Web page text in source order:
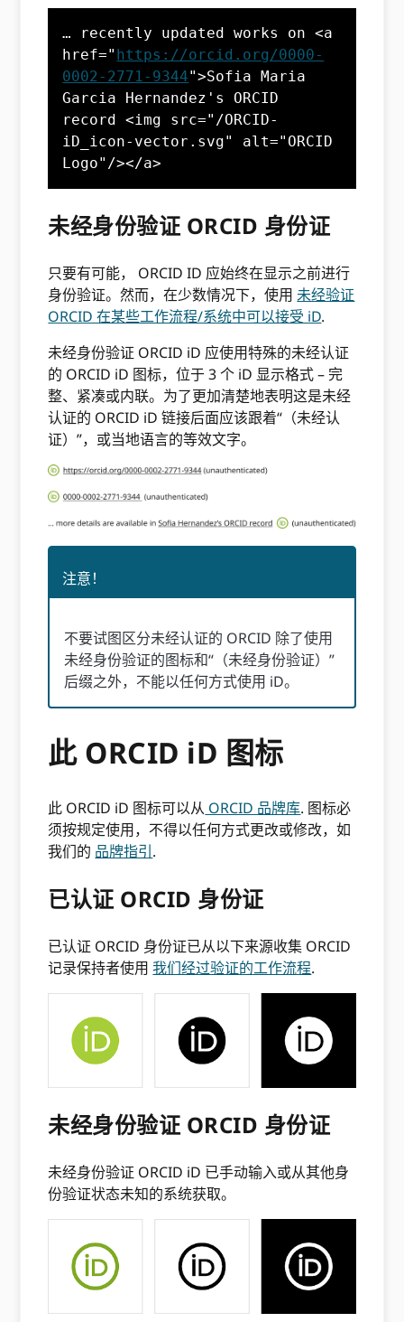
… recently updated works on <a
href=" https://orcid.org/0000-
0002-2771-9344">Sofia Maria
Garcia Hernandez's ORCID
record <img src="/ORCID-
iD_icon-vector.svg" alt="ORCID
Logo"/></a>
未经身份验证 ORCID 身份证
只要有可能， ORCID ID 应始终在显示之前进行
身份验证。然而，在少数情况下，使用未经验证
ORCID 在某些工作流程/系统中可以接受 iD.
未经身份验证 ORCID iD 应使用特殊的未经认证
的 ORCID iD 图标，位于 3 个 iD 显示格式 – 完
整、紧凑或内联。为了更加清楚地表明这是未经
认证的 ORCID iD 链接后面应该跟着“（未经认
证）”，或当地语言的等效文字。
注意！
不要试图区分未经认证的 ORCID 除了使用
未经身份验证的图标和“（未经身份验证）”
后缀之外，不能以任何方式使用 iD。
此 ORCID iD 图标
此 ORCID iD 图标可以从 ORCID 品牌库. 图标必
须按规定使用，不得以任何方式更改或修改，如
我们的 品牌指引.
已认证 ORCID 身份证
已认证 ORCID 身份证已从以下来源收集 ORCID
记录保持者使用我们经过验证的工作流程.
未经身份验证 ORCID 身份证
未经身份验证 ORCID iD 已手动输入或从其他身
份验证状态未知的系统获取。